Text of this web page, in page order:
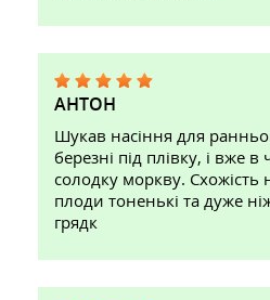
АНТОН
Шукав насіння для
березні під плівку, і вже
солодку моркву. Схожість
плоди тоненькі та дуже
грядк